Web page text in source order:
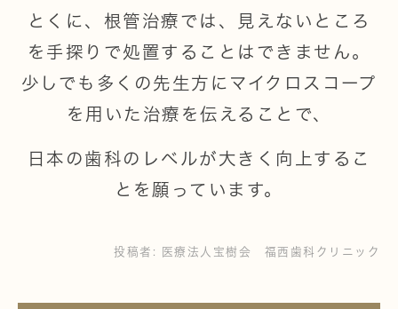
とくに、根管治療では、見えないところ
を手探りで処置することはできません。
少しでも多くの先生方にマイクロスコープ
を用いた治療を伝えることで、
日本の歯科のレベルが大きく向上するこ
とを願っています。
投稿者: 医療法人宝樹会 福西歯科クリニック